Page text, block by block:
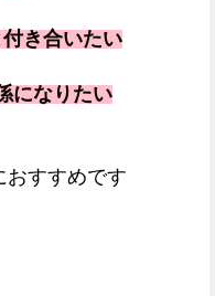
き合いたい
になりたい
おすすめです